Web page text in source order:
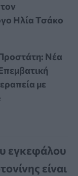
Ηλία Τσάκο
Νέα
με
εγκεφάλου
είναι